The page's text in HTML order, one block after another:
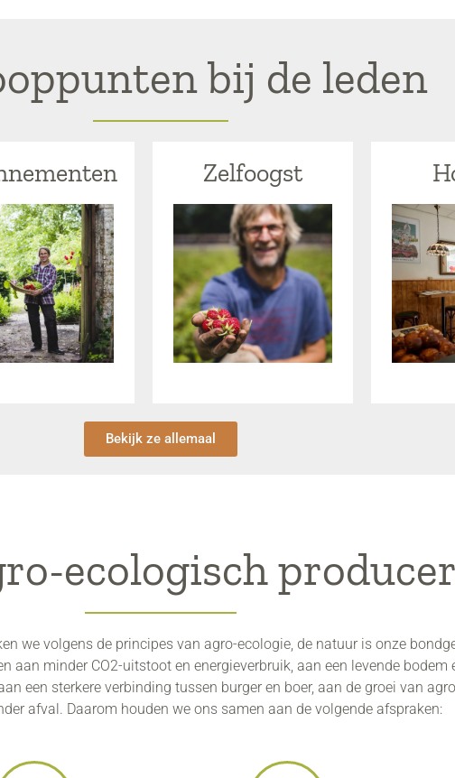
bij de leden
Zelfoogst
Bekijk ze allemaal
ecologisch
we volgens de principes van agro-ecologie, de natuur is onze
aan minder CO2-uitstoot en energieverbruik, aan een levende bodem
een sterkere verbinding tussen burger en boer, aan de groei van
afval. Daarom houden we ons samen aan de volgende afspraken: